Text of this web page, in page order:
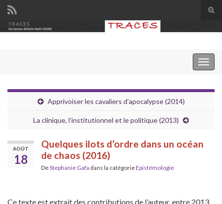
Search for:
Apprivoiser les cavaliers d’apocalypse (2014)
La clinique, l’institutionnel et le politique (2013)
AOÛT
18
Quelques ilots d’ordre dans un océan
de chaos (2016)
DeStephanie Gafa dans la catégorieEpistémologie
Ce texte est extrait des contributions de l’auteur, entre 2013